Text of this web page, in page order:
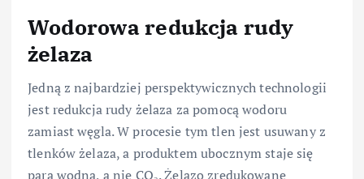
Wodorowa redukcja rudy
żelaza
Jedną z najbardziej perspektywicznych technologii
jest redukcja rudy żelaza za pomocą wodoru
zamiast węgla. W procesie tym tlen jest usuwany z
tlenków żelaza, a produktem ubocznym staje się
para wodna, a nie CO₂. Żelazo zredukowane